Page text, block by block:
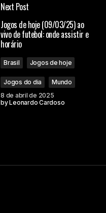
Next Post
Jogos de hoje (09/03/25) ao
vivo de futebol: onde assistir e
horário
Brasil Jogos de hoje
Jogos do dia
Mundo
8 de abril de 2025
byLeonardo Cardoso